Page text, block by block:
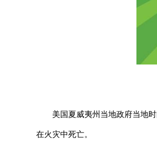
美国夏威夷州当地政府当地
在火灾中死亡。